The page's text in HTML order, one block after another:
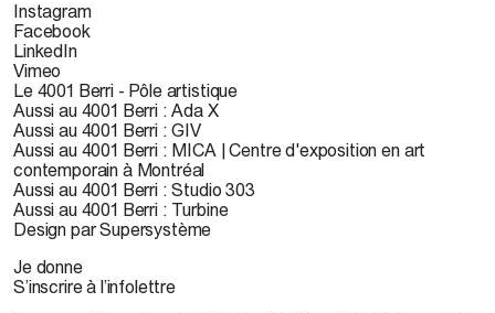
Instagram
Facebook
LinkedIn
Vimeo
Le 4001 Berri - Pôle artistique
Aussi au 4001 Berri : Ada X
Aussi au 4001 Berri : GIV
Aussi au 4001 Berri : MICA | Centre d'exposition en art
contemporain à Montréal
Aussi au 4001 Berri : Studio 303
Aussi au 4001 Berri : Turbine
Design par Supersystème
Je donne
S’inscrire à l’infolettre